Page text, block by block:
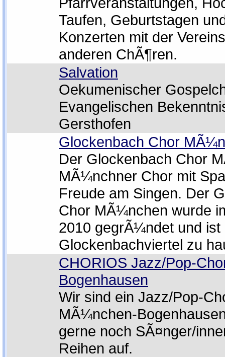
Taufen, Geburtstagen
Konzerten mit der
anderen ChÃ¶ren.
Salvation
Oekumenischer
Evangelischen
Gersthofen
Glockenbach Chor
Der Glockenbach Chor
MÃ¼nchner Chor mit
Freude am Singen. Der
Chor MÃ¼nchen wurde
2010 gegrÃ¼ndet und
Glockenbachviertel zu
CHORIOS Jazz/Pop-
Bogenhausen
Wir sind ein Jazz/Pop-
MÃ¼nchen-
gerne noch SÃ¤nger/
Reihen auf.